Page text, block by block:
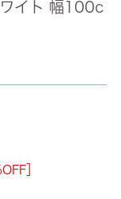
イト 幅100c
］